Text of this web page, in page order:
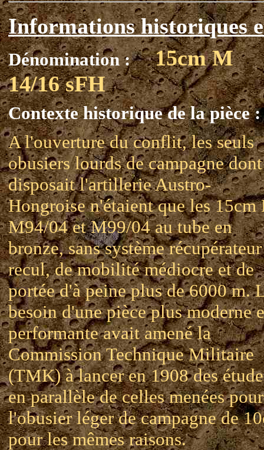
Informations historiques
Dénomination :
15cm M
14/16 sFH
Contexte historique de la pièce :
A l'ouverture du conflit, les seuls
obusiers lourds de campagne dont
disposait l'artillerie Austro-
Hongroise n'étaient que les 15cm
M94/04 et M99/04 au tube en
bronze, sans système
recul, de mobilité médiocre et de
portée d'à peine plus de 6000 m.
besoin d'une pièce plus moderne
performante avait amené la
Commission Technique Militaire
(TMK) à lancer en 1908 des
en parallèle de celles menées pour
l'obusier léger de campagne de
pour les mêmes raisons.